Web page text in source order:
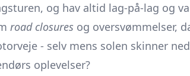
og hav altid lag-på-lag og
road closures og oversvømmelser,
- selv mens solen skinner
oplevelser?